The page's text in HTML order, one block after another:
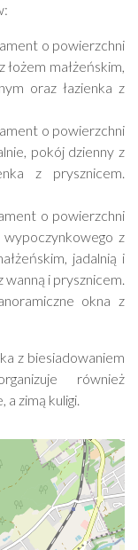
o powierzchni
łożem małżeńskim,
oraz łazienka z
o powierzchni
pokój dzienny z
z prysznicem.
o powierzchni
wypoczynkowego z
jadalnią i
wanną i prysznicem.
okna z
z biesiadowaniem
również
zimą kuligi.